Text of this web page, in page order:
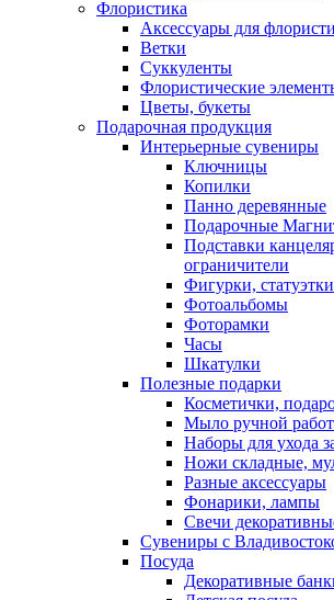
Флористика
Аксессуары для
Ветки
Суккуленты
Флористические
Цветы, букеты
Подарочная продукция
Интерьерные сувениры
Ключницы
Копилки
Панно деревянные
Подарочные
Подставки
ограничители
Фигурки, статуэтки
Фотоальбомы
Фоторамки
Часы
Шкатулки
Полезные подарки
Косметички,
Мыло ручной
Наборы для ухода
Ножи складные,
Разные аксессуары
Фонарики, лампы
Свечи
Сувениры с
Посуда
Декоративные